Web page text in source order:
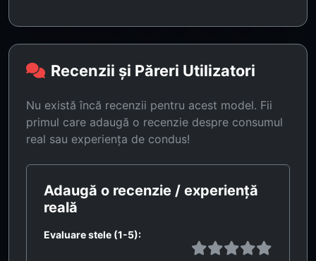
Recenzii și Păreri Utilizatori
Nu există încă recenzii pentru acest model. Fii
primul care adaugă o recenzie despre consumul
real sau experiența de condus!
Adaugă o recenzie / experiență
reală
Evaluare stele (1-5):